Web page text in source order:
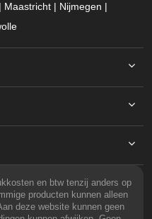
| Nijmegen |
en btw tenzij anders op
producten kunnen alleen
deze website kunnen geen